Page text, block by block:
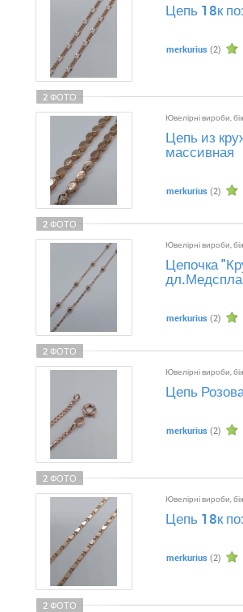
2 ФОТО
Цепь 18к
merkurius (2)
2 ФОТО
Ювелірні вироби,
Цепь из
массивная
merkurius (2)
2 ФОТО
Ювелірні вироби,
Цепочка
merkurius (2)
2 ФОТО
Ювелірні вироби,
Цепь
merkurius (2)
2 ФОТО
Ювелірні вироби,
Цепь 18к
merkurius (2)